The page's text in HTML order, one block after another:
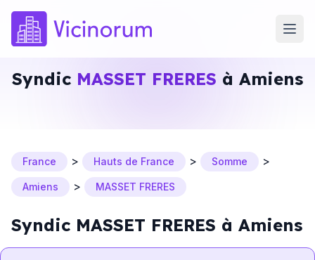
Syndic MASSET FRERES à Amiens
France > Hauts de France > Somme >
Amiens > MASSET FRERES
Syndic MASSET FRERES à Amiens